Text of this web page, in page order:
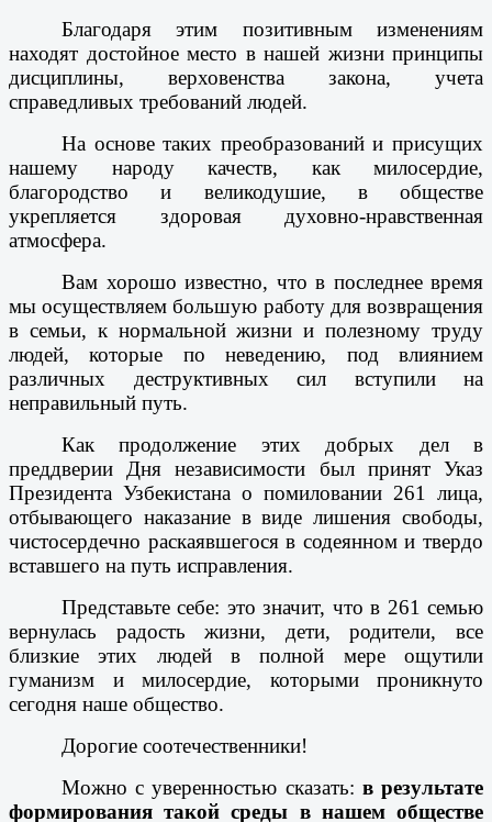
Благодаря этим позитивным изменениям
находят достойное место в нашей жизни принципы
дисциплины, верховенства закона, учета
справедливых требований людей.
На основе таких преобразований и присущих
нашему народу качеств, как милосердие,
благородство и великодушие, в обществе
укрепляется здоровая духовно-нравственная
атмосфера.
Вам хорошо известно, что в последнее время
мы осуществляем большую работу для возвращения
в семьи, к нормальной жизни и полезному труду
людей, которые по неведению, под влиянием
различных деструктивных сил вступили на
неправильный путь.
Как продолжение этих добрых дел в
преддверии Дня независимости был принят Указ
Президента Узбекистана о помиловании 261 лица,
отбывающего наказание в виде лишения свободы,
чистосердечно раскаявшегося в содеянном и твердо
вставшего на путь исправления.
Представьте себе: это значит, что в 261 семью
вернулась радость жизни, дети, родители, все
близкие этих людей в полной мере ощутили
гуманизм и милосердие, которыми проникнуто
сегодня наше общество.
Дорогие соотечественники!
Можно с уверенностью сказать: в результате
формирования такой среды в нашем обществе